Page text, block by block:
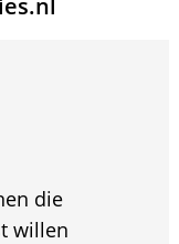
die
willen